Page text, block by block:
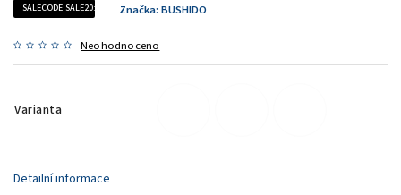
SALECODE:SALE20:20:%
Neohodnoceno
Značka: BUSHIDO
Varianta
Detailní informace